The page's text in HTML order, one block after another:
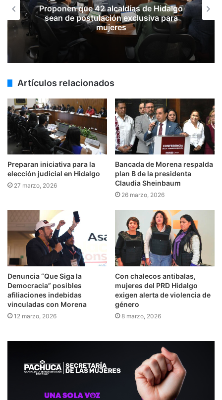
Proponen que 42 alcaldías de Hidalgo
sean de postulación exclusiva para
mujeres
Artículos relacionados
Preparan iniciativa para la
elección judicial en Hidalgo
27 marzo, 2026
Bancada de Morena respalda
plan B de la presidenta
Claudia Sheinbaum
26 marzo, 2026
Denuncia “Que Siga la
Democracia” posibles
afiliaciones indebidas
vinculadas con Morena
12 marzo, 2026
Con chalecos antibalas,
mujeres del PRD Hidalgo
exigen alerta de violencia de
género
8 marzo, 2026